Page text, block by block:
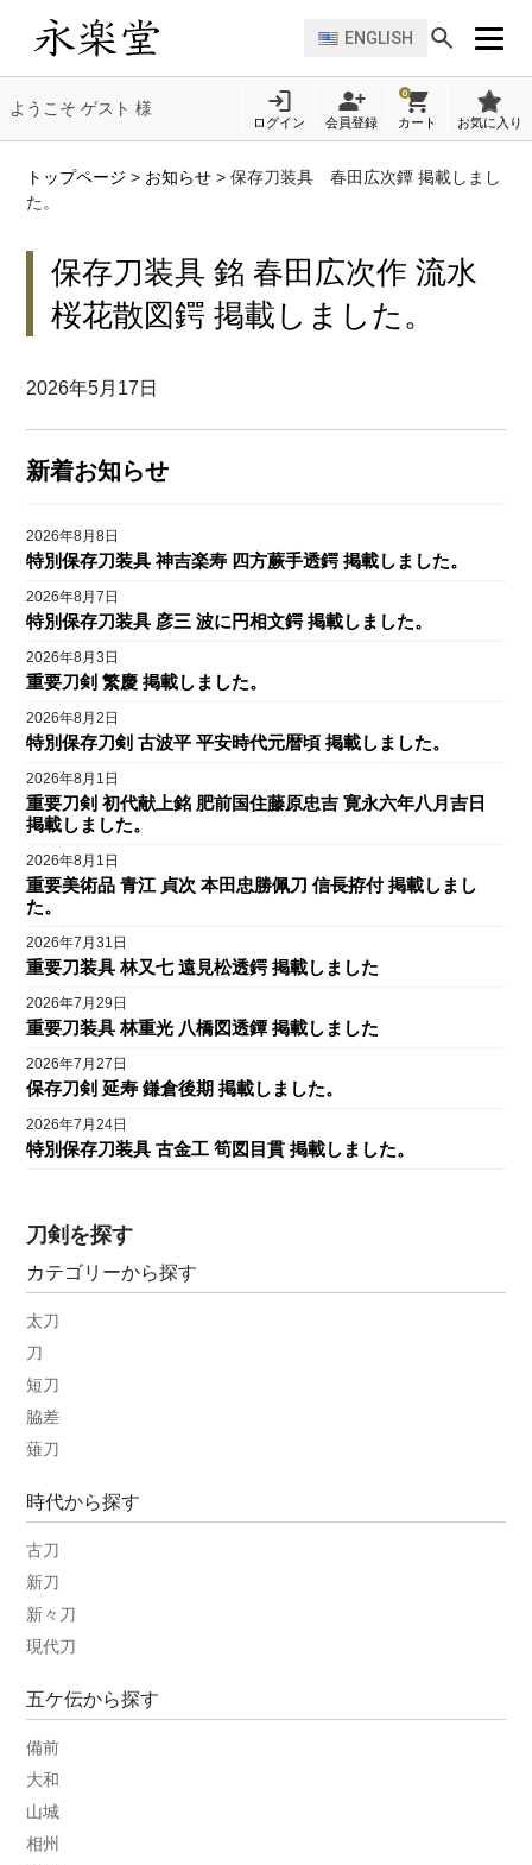
ENGLISH
ようこそ ゲスト 様
ログイン 会員登録
0
カート お気に入り
トップページ > お知らせ >保存刀装具 春田広次鐔 掲載しまし
た。
保存刀装具 銘 春田広次作 流水
桜花散図鍔 掲載しました。
2026年5月17日
新着お知らせ
2026年8月8日
特別保存刀装具 神吉楽寿 四方蕨手透鍔 掲載しました。
2026年8月7日
特別保存刀装具 彦三 波に円相文鍔 掲載しました。
2026年8月3日
重要刀剣 繁慶 掲載しました。
2026年8月2日
特別保存刀剣 古波平 平安時代元暦頃 掲載しました。
2026年8月1日
重要刀剣 初代献上銘 肥前国住藤原忠吉 寛永六年八月吉日
掲載しました。
2026年8月1日
重要美術品 青江 貞次 本田忠勝佩刀 信長拵付 掲載しまし
た。
2026年7月31日
重要刀装具 林又七 遠見松透鍔 掲載しました
2026年7月29日
重要刀装具 林重光 八橋図透鐔 掲載しました
2026年7月27日
保存刀剣 延寿 鎌倉後期 掲載しました。
2026年7月24日
特別保存刀装具 古金工 筍図目貫 掲載しました。
刀剣を探す
カテゴリーから探す
太刀
刀
短刀
脇差
薙刀
時代から探す
古刀
新刀
新々刀
現代刀
五ケ伝から探す
備前
大和
山城
相州